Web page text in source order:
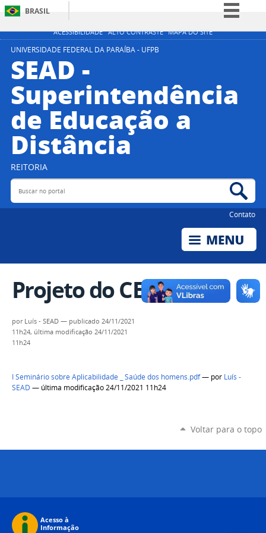
ACESSIBILIDADE ALTO CONTRASTE MAPA DO SITE
BRASIL
Simplifique!
Acesso à informação
Legislação
Canais
UNIVERSIDADE FEDERAL DA PARAÍBA - UFPB
SEAD -
Superintendência
de Educação a
Distância
REITORIA
Buscar no portal
Contato
Projeto do CES
por Luís - SEAD — publicado 24/11/2021
11h24, última modificação 24/11/2021
11h24
I Seminário sobre Aplicabilidade _ Saúde dos homens.pdf— por Luís -
SEAD — última modificação 24/11/2021 11h24
Voltar para o topo